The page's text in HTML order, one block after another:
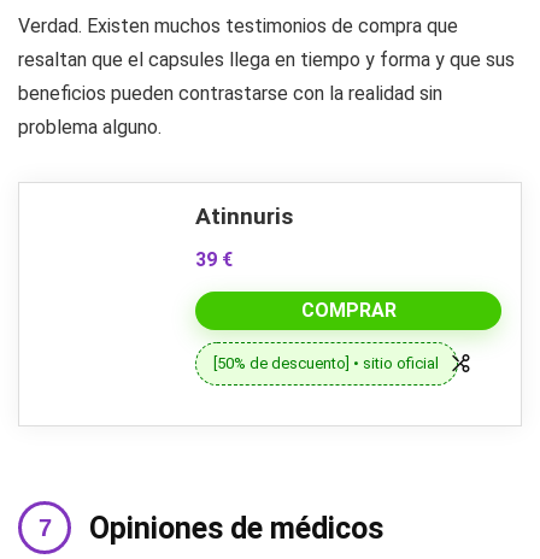
Verdad. Existen muchos testimonios de compra que
resaltan que el capsules llega en tiempo y forma y que sus
beneficios pueden contrastarse con la realidad sin
problema alguno.
Atinnuris
39 €
COMPRAR
[50% de descuento] • sitio oficial
Opiniones de médicos